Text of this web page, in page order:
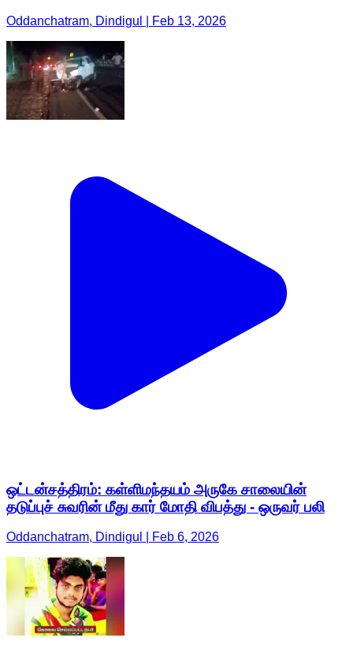
Oddanchatram, Dindigul | Feb 13, 2026
ஒட்டன்சத்திரம்: கள்ளிமந்தயம் அருகே சாலையின்
தடுப்புச் சுவரின் மீது கார் மோதி விபத்து - ஒருவர் பலி
Oddanchatram, Dindigul | Feb 6, 2026